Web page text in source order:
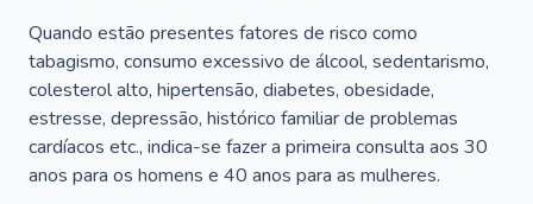
Quando estão presentes fatores de risco como
tabagismo, consumo excessivo de álcool, sedentarismo,
colesterol alto, hipertensão, diabetes, obesidade,
estresse, depressão, histórico familiar de problemas
cardíacos etc., indica-se fazer a primeira consulta aos 30
anos para os homens e 40 anos para as mulheres.